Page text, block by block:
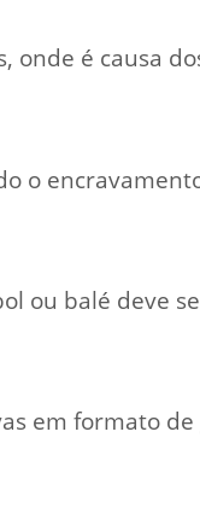
onde é causa
o
ou balé deve
em formato